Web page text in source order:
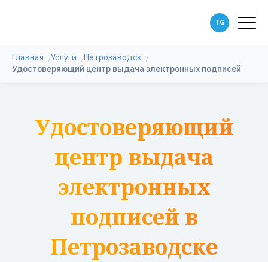
Главная Услуги
Петрозаводск
Удостоверяющий центр выдача электронных подписей
Удостоверяющий
центр выдача
электронных
подписей в
Петрозаводске